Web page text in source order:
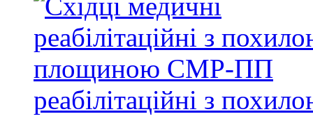
реабілітаційні з